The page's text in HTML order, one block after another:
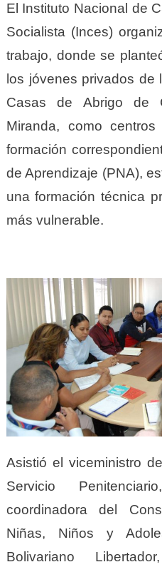
El Instituto Nacional de
Socialista (Inces)
trabajo, donde se
los jóvenes privados de
Casas de Abrigo de
Miranda, como
formación
de Aprendizaje (PNA),
una formación técnica
más vulnerable.
Asistió el viceministro
Servicio
coordinadora del
Niñas, Niños y
Bolivariano